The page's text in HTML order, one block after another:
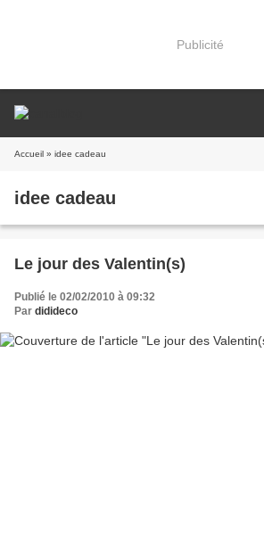
Publicité
Accueil » idee cadeau
idee cadeau
Le jour des Valentin(s)
Publié le 02/02/2010 à 09:32
Par didideco